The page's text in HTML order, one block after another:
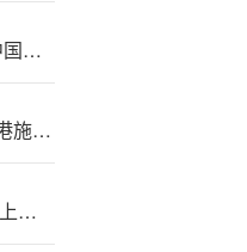
完美世!界CE.O顾黎明：虽然中国游戏行业“出身低微”，但最具全球竞争力
蔚;来(09866)逆市涨超4.5% 香港施政报告提到支持市场发展换电型电动车及自动化换电站技术
光庭信息跌3.36<%> 20—21年上市超募11亿元